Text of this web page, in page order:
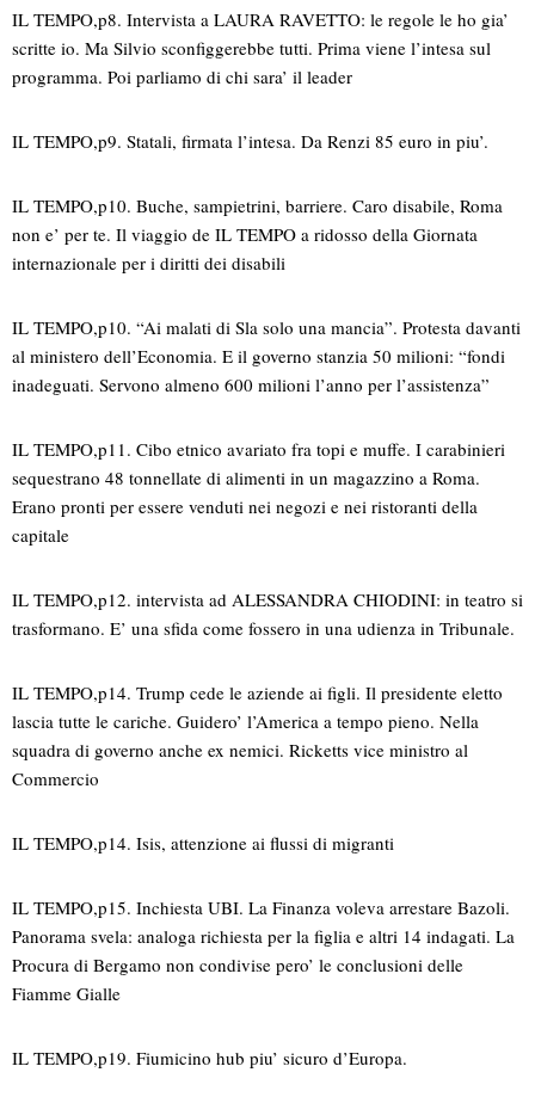
IL TEMPO,p8. Intervista a LAURA RAVETTO: le regole le ho gia’
scritte io. Ma Silvio sconfiggerebbe tutti. Prima viene l’intesa sul
programma. Poi parliamo di chi sara’ il leader
IL TEMPO,p9. Statali, firmata l’intesa. Da Renzi 85 euro in piu’.
IL TEMPO,p10. Buche, sampietrini, barriere. Caro disabile, Roma
non e’ per te. Il viaggio de IL TEMPO a ridosso della Giornata
internazionale per i diritti dei disabili
IL TEMPO,p10. “Ai malati di Sla solo una mancia”. Protesta davanti
al ministero dell’Economia. E il governo stanzia 50 milioni: “fondi
inadeguati. Servono almeno 600 milioni l’anno per l’assistenza”
IL TEMPO,p11. Cibo etnico avariato fra topi e muffe. I carabinieri
sequestrano 48 tonnellate di alimenti in un magazzino a Roma.
Erano pronti per essere venduti nei negozi e nei ristoranti della
capitale
IL TEMPO,p12. intervista ad ALESSANDRA CHIODINI: in teatro si
trasformano. E’ una sfida come fossero in una udienza in Tribunale.
IL TEMPO,p14. Trump cede le aziende ai figli. Il presidente eletto
lascia tutte le cariche. Guidero’ l’America a tempo pieno. Nella
squadra di governo anche ex nemici. Ricketts vice ministro al
Commercio
IL TEMPO,p14. Isis, attenzione ai flussi di migranti
IL TEMPO,p15. Inchiesta UBI. La Finanza voleva arrestare Bazoli.
Panorama svela: analoga richiesta per la figlia e altri 14 indagati. La
Procura di Bergamo non condivise pero’ le conclusioni delle
Fiamme Gialle
IL TEMPO,p19. Fiumicino hub piu’ sicuro d’Europa.